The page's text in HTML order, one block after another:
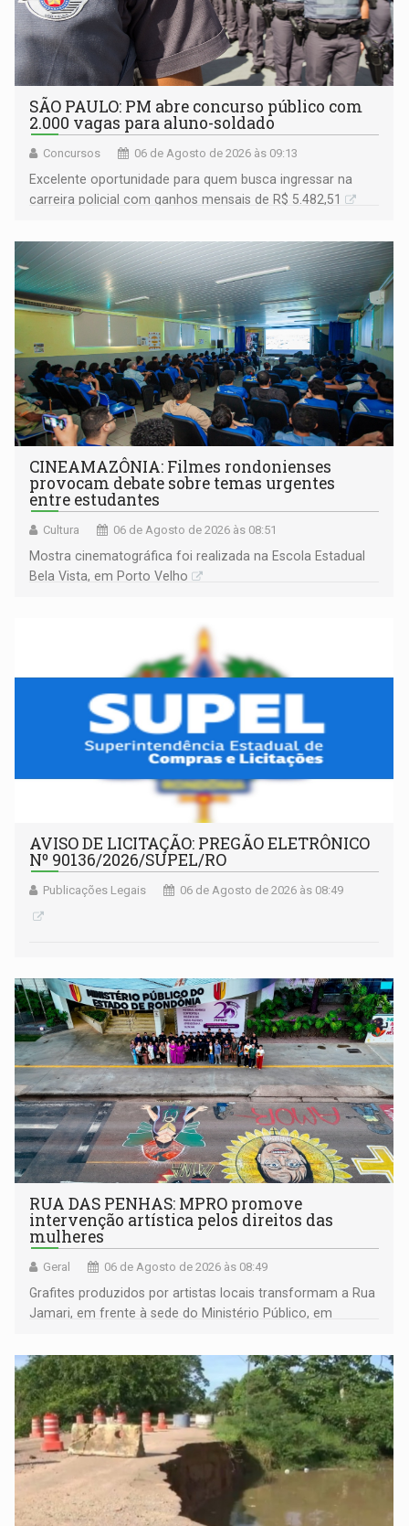
SÃO PAULO: PM abre concurso público com
2.000 vagas para aluno-soldado
Concursos 06 de Agosto de 2026 às 09:13
Excelente oportunidade para quem busca ingressar na
carreira policial com ganhos mensais de R$ 5.482,51
CINEAMAZÔNIA: Filmes rondonienses
provocam debate sobre temas urgentes
entre estudantes
Cultura 06 de Agosto de 2026 às 08:51
Mostra cinematográfica foi realizada na Escola Estadual
Bela Vista, em Porto Velho
AVISO DE LICITAÇÃO: PREGÃO ELETRÔNICO
Nº 90136/2026/SUPEL/RO
Publicações Legais 06 de Agosto de 2026 às 08:49
RUA DAS PENHAS: MPRO promove
intervenção artística pelos direitos das
mulheres
Geral 06 de Agosto de 2026 às 08:49
Grafites produzidos por artistas locais transformam a Rua
Jamari, em frente à sede do Ministério Público, em
da Penha e o enfrentamento à violência